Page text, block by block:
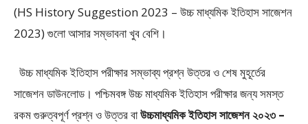
(HS History Suggestion 2023 – উচ্চ মাধ্যমিক ইতিহাস সাজেশন
2023) গুলো আসার সম্ভাবনা খুব বেশি।
উচ্চ মাধ্যমিক ইতিহাস পরীক্ষার সম্ভাব্য প্রশ্ন উত্তর ও শেষ মুহূর্তের
সাজেশন ডাউনলোড। পশ্চিমবঙ্গ উচ্চ মাধ্যমিক ইতিহাস পরীক্ষার জন্য সমস্ত
রকম গুরুত্বপূর্ণ প্রশ্ন ও উত্তর বাউচ্চমাধ্যমিক ইতিহাস সাজেশন ২০২৩ –